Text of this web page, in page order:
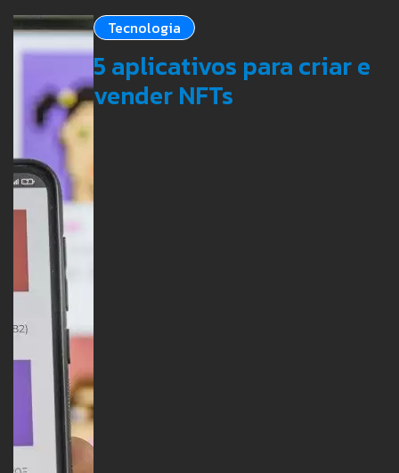
Tecnologia
5 aplicativos para criar e
vender NFTs